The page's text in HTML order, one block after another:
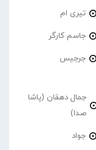
تیری ام
جاسم کارگر
جرجیس
جمال دهقان (پاشا
صدا)
جواد